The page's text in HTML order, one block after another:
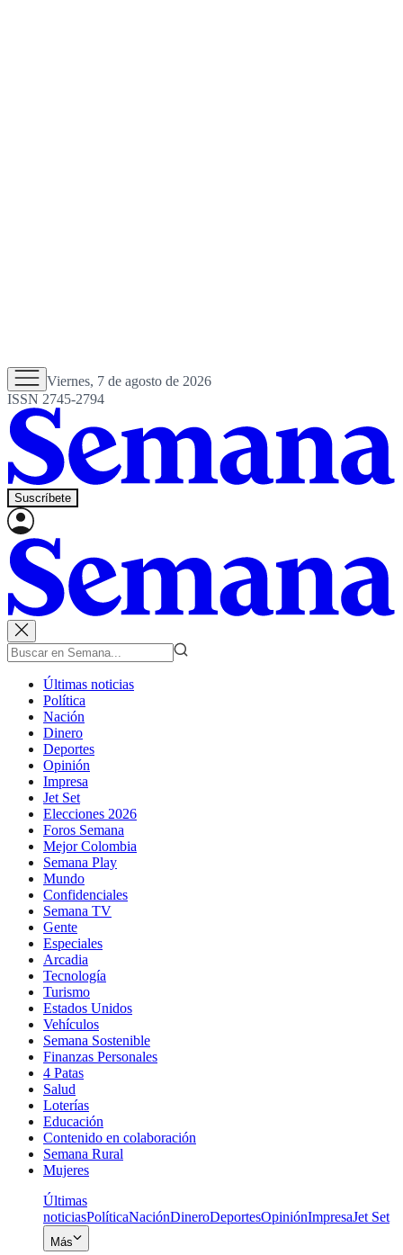
Viernes, 7 de agosto de 2026
ISSN 2745-2794
Suscríbete
Últimas noticias
Política
Nación
Dinero
Deportes
Opinión
Impresa
Jet Set
Elecciones 2026
Foros Semana
Mejor Colombia
Semana Play
Mundo
Confidenciales
Semana TV
Gente
Especiales
Arcadia
Tecnología
Turismo
Estados Unidos
Vehículos
Semana Sostenible
Finanzas Personales
4 Patas
Salud
Loterías
Educación
Contenido en colaboración
Semana Rural
Mujeres
Últimas
noticiasPolíticaNaciónDineroDeportesOpiniónImpresaJet Set
Más